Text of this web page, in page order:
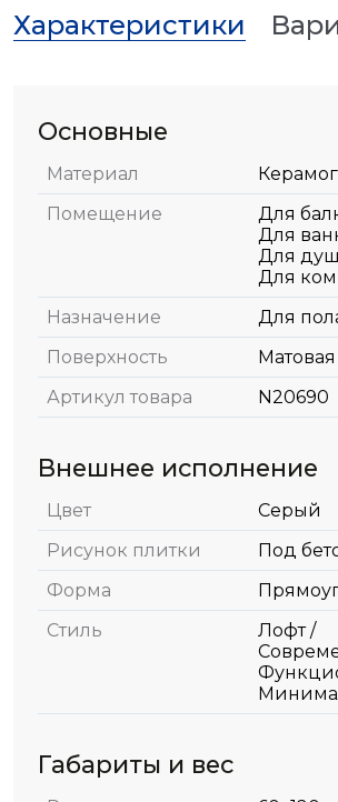
Характеристики
Основные
Материал
Помещение
Для
Для
Для
Для
Назначение
Для
Поверхность
Матовая
Артикул товара
N20690
Внешнее исполнение
Цвет
Серый
Рисунок плитки
Под
Форма
Стиль
Лофт /
Габариты и вес